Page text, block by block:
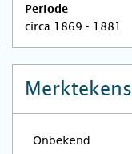
Periode
circa 1869 - 1881
Merktekens